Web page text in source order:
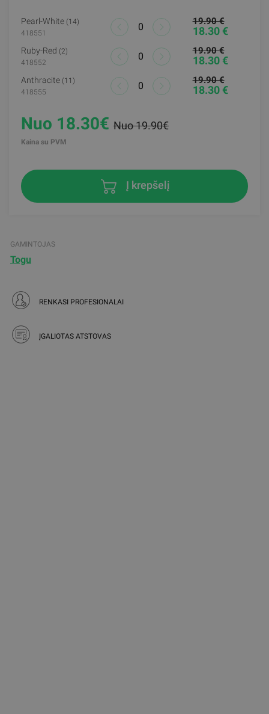
Pearl-White (14)
418551
19.90 €
18.30 €
Ruby-Red (2)
418552
19.90 €
18.30 €
Anthracite (11)
418555
19.90 €
18.30 €
Nuo 18.30€ Nuo 19.90€
Kaina su PVM
Į krepšelį
GAMINTOJAS
Togu
RENKASI PROFESIONALAI
ĮGALIOTAS ATSTOVAS